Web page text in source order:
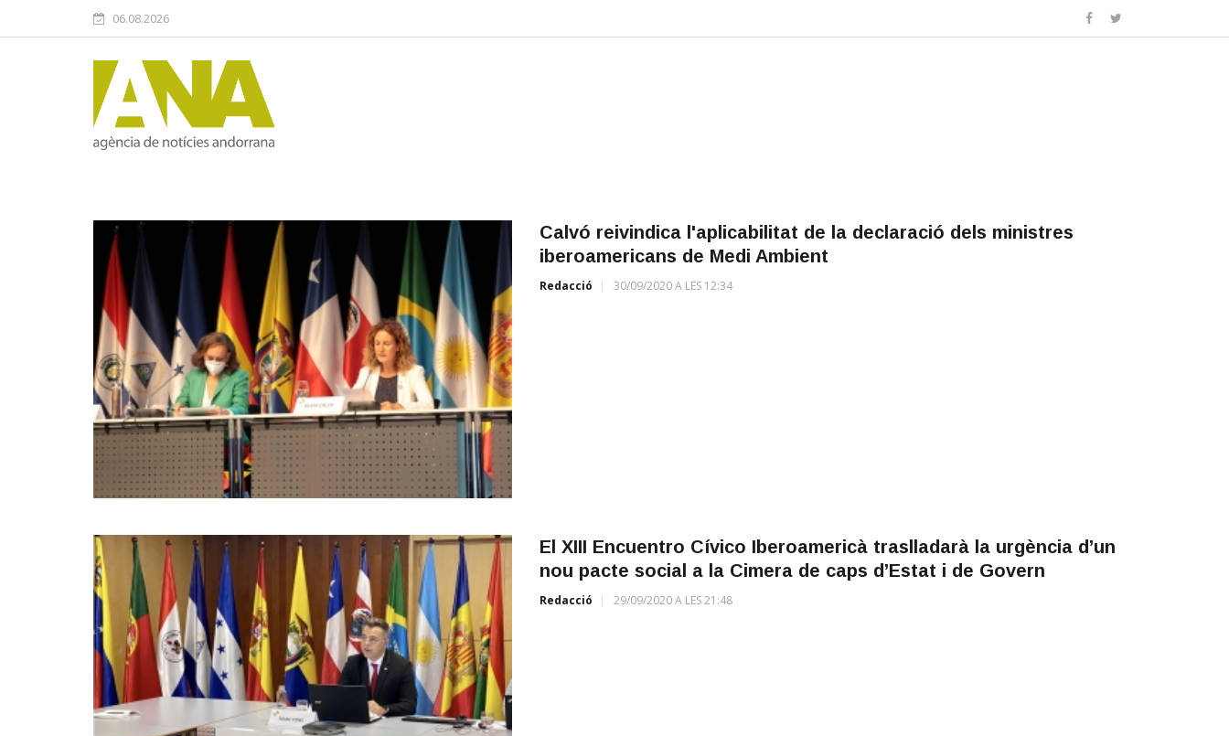
06.08.2026
Calvó reivindica l'aplicabilitat de la declaració dels ministres
iberoamericans de Medi Ambient
Redacció 30/09/2020 A LES 12:34
El XIII Encuentro Cívico Iberoamericà traslladarà la urgència d’un
nou pacte social a la Cimera de caps d’Estat i de Govern
Redacció 29/09/2020 A LES 21:48